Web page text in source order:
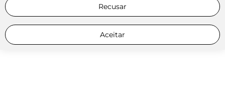
Recusar
Aceitar